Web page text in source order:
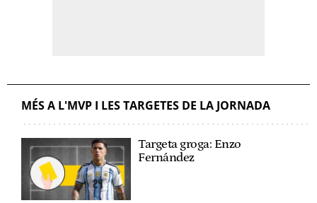
MÉS A L'MVP I LES TARGETES DE LA JORNADA
Targeta groga: Enzo
Fernández